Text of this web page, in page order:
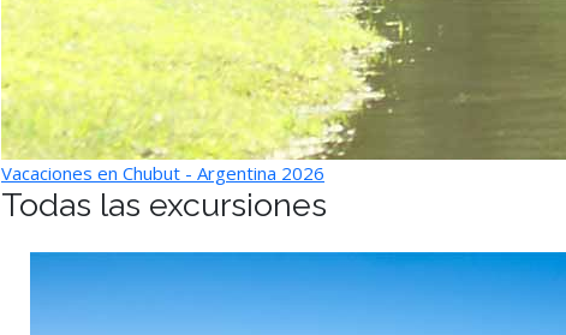
Vacaciones en Chubut - Argentina 2026
Todas las excursiones